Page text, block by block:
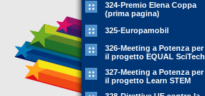
324-Premio Elena Coppa
(prima pagina)
325-Europamobil
326-Meeting a Potenza per
il progetto EQUAL SciTech
327-Meeting a Potenza per
il progetto Learn STEM